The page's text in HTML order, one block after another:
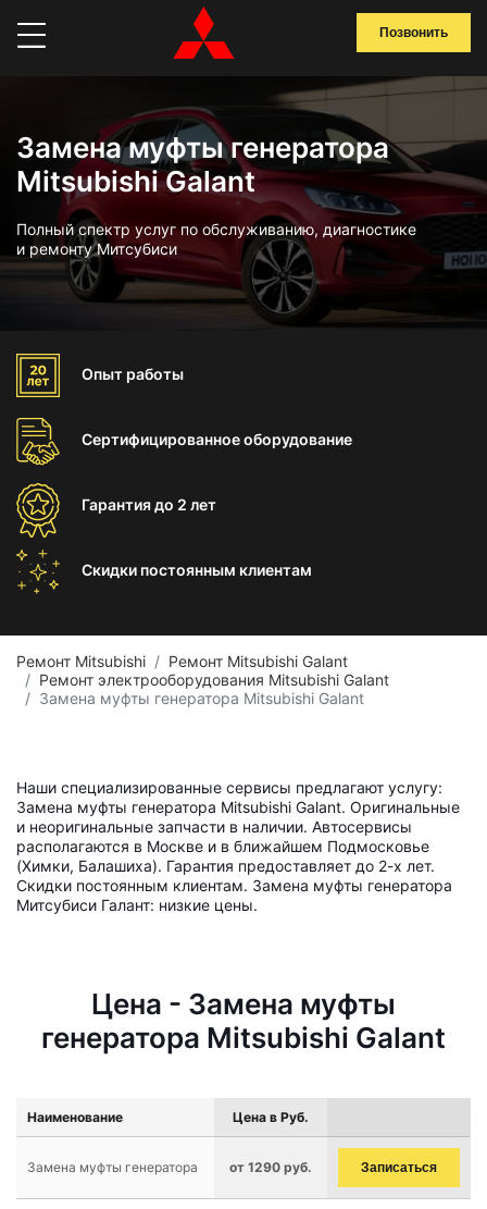
Позвонить
Замена муфты генератора
Mitsubishi Galant
Полный спектр услуг по обслуживанию, диагностике
и ремонту Митсубиси
Опыт работы
Сертифицированноеоборудование
Гарантиядо 2 лет
Скидки постоянным клиентам
Ремонт Mitsubishi
Ремонт Mitsubishi Galant
Ремонт электрооборудования Mitsubishi Galant
Замена муфты генератора Mitsubishi Galant
Наши специализированные сервисы предлагают услугу:
Замена муфты генератора Mitsubishi Galant. Оригинальные
и неоригинальные запчасти в наличии. Автосервисы
располагаются в Москве и в ближайшем Подмосковье
(Химки, Балашиха). Гарантия предоставляет до 2-х лет.
Скидки постоянным клиентам. Замена муфты генератора
Митсубиси Галант: низкие цены.
Цена - Замена муфты
генератора Mitsubishi Galant
Наименование Цена в Руб.
Замена муфты генератора от 1290 руб. Записаться